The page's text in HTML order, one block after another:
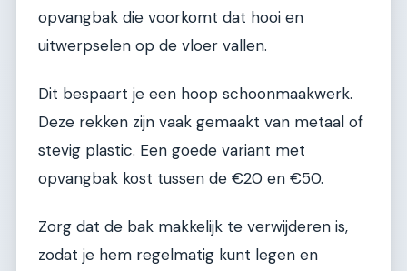
opvangbak die voorkomt dat hooi en
uitwerpselen op de vloer vallen.
Dit bespaart je een hoop schoonmaakwerk.
Deze rekken zijn vaak gemaakt van metaal of
stevig plastic. Een goede variant met
opvangbak kost tussen de €20 en €50.
Zorg dat de bak makkelijk te verwijderen is,
zodat je hem regelmatig kunt legen en